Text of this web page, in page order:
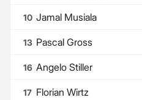
10 Jamal Musiala
13 Pascal Gross
16 Angelo Stiller
17 Florian Wirtz